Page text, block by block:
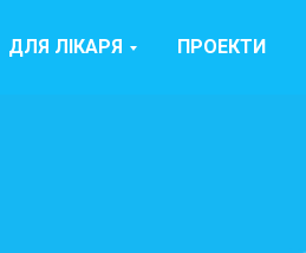
ДЛЯ ЛІКАРЯ ПРОЕКТИ